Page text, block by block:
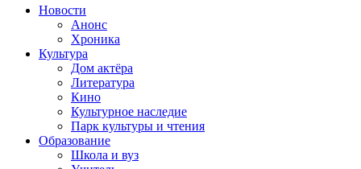
Новости
Анонс
Хроника
Культура
Дом актёра
Литература
Кино
Культурное наследие
Парк культуры и чтения
Образование
Школа и вуз